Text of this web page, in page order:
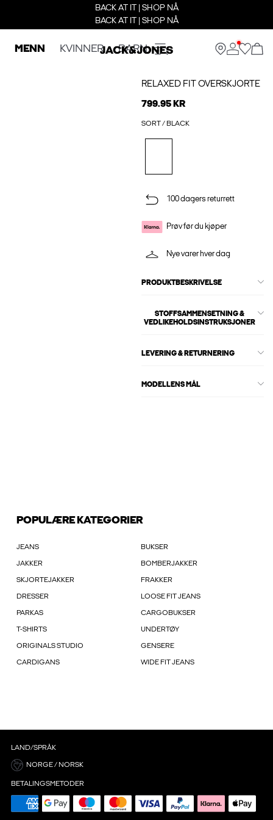
BACK AT IT | SHOP NÅ
BACK AT IT | SHOP NÅ
MENN KVINNER BARN
RELAXED FIT OVERSKJORTE
799.95 KR
SORT / BLACK
100 dagers returrett
Prøv før du kjøper
Nye varer hver dag
PRODUKTBESKRIVELSE
STOFFSAMMENSETNING &
VEDLIKEHOLDSINSTRUKSJONER
LEVERING & RETURNERING
MODELLENS MÅL
POPULÆRE KATEGORIER
JEANS BUKSER
JAKKER BOMBERJAKKER
SKJORTEJAKKER FRAKKER
DRESSER LOOSE FIT JEANS
PARKAS CARGOBUKSER
T-SHIRTS UNDERTØY
ORIGINALS STUDIO GENSERE
CARDIGANS WIDE FIT JEANS
LAND/SPRÅK
NORGE / NORSK
BETALINGSMETODER